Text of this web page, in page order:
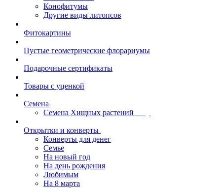
Конофитумы
Другие виды литопсов
Фитокартины
Пустые геометрические флорариумы
Подарочные сертификаты
Товары с уценкой
Семена
Семена Хищных растений
Открытки и конверты
Конверты для денег
Семье
На новый год
На день рождения
Любимым
На 8 марта